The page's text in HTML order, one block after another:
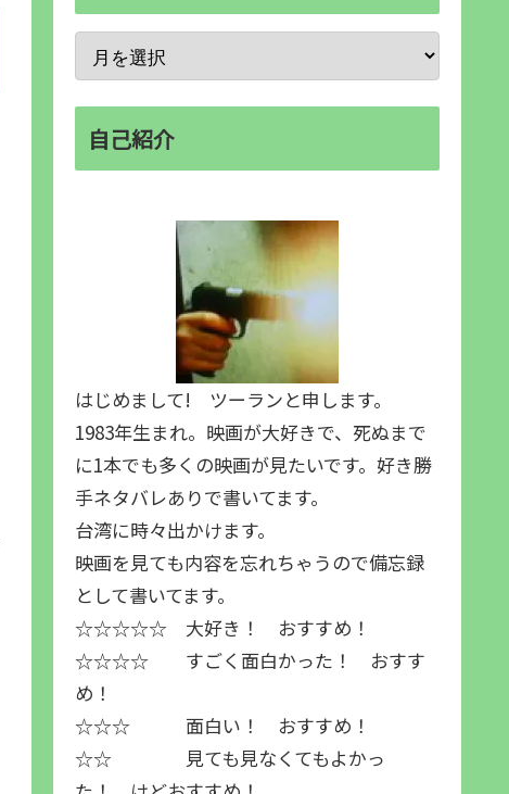
自己紹介
はじめまして! ツーランと申します。
1983年生まれ。映画が大好きで、死ぬまで
に1本でも多くの映画が見たいです。好き勝
手ネタバレありで書いてます。
台湾に時々出かけます。
映画を見ても内容を忘れちゃうので備忘録
として書いてます。
☆☆☆☆☆ 大好き！ おすすめ！
☆☆☆☆ すごく面白かった！ おすす
め！
☆☆☆ 面白い！ おすすめ！
☆☆ 見ても見なくてもよかっ